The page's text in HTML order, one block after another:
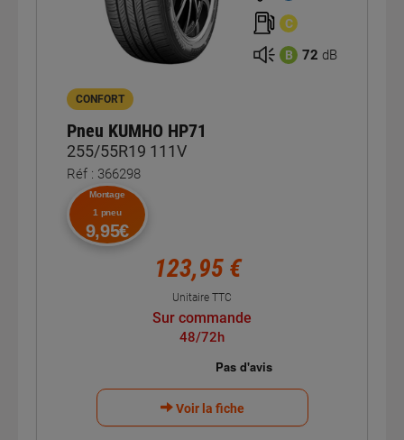
C
B 72 dB
CONFORT
Pneu KUMHO HP71
255/55R19 111V
Réf : 366298
Montage
1 pneu
9,95€
123,95 €
Unitaire TTC
Sur commande
48/72h
Voir la fiche